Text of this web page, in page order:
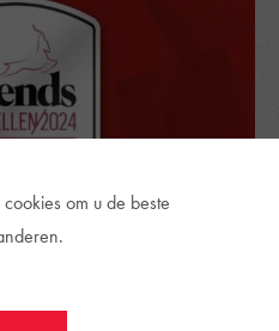
om u de beste